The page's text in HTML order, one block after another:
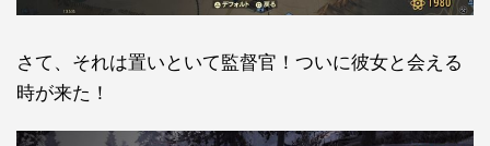
さて、それは置いといて監督官！ついに彼女と会える
時が来た！